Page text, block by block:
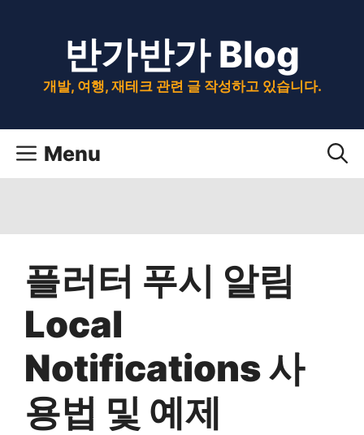
반가반가 Blog
개발, 여행, 재테크 관련 글 작성하고 있습니다.
Menu
플러터 푸시 알림
Local
Notifications 사
용법 및 예제